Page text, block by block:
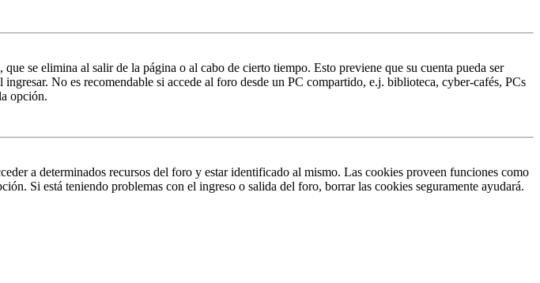
se elimina al salir de la página o al cabo de cierto tiempo. Esto previene que su cuenta pueda ser
No es recomendable si accede al foro desde un PC compartido, e.j. biblioteca, cyber-cafés, PCs
opción.
a determinados recursos del foro y estar identificado al mismo. Las cookies proveen funciones como
Si está teniendo problemas con el ingreso o salida del foro, borrar las cookies seguramente ayudará.